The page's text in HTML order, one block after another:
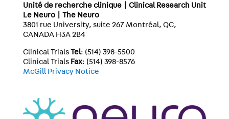
Unité de recherche clinique | Clinical Research Unit
Le Neuro | The Neuro
3801 rue University, suite 267 Montréal, QC,
CANADA H3A 2B4
Clinical Trials Tel: (514) 398-5500
Clinical Trials Fax: (514) 398-8576
McGill Privacy Notice